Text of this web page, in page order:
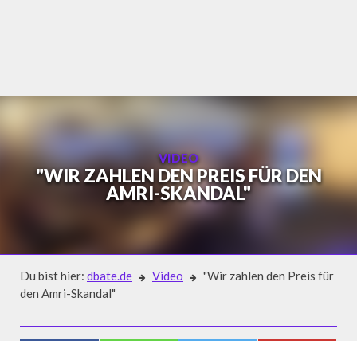
VIDEO
"WIR ZAHLEN DEN PREIS FÜR DEN
AMRI-SKANDAL"
Du bist hier: dbate.de Video
"Wir zahlen den Preis für
den Amri-Skandal"